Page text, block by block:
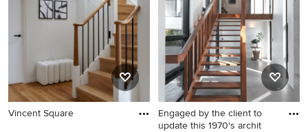
Vincent Square
Engaged by the client to
update this 1970's archit